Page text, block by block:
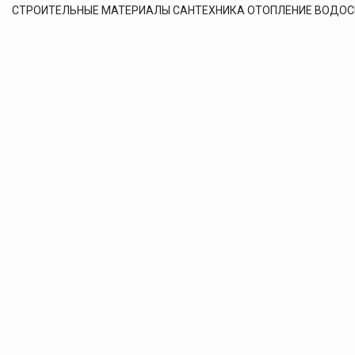
СТРОИТЕЛЬНЫЕ МАТЕРИАЛЫ САНТЕХНИКА ОТОПЛЕНИЕ